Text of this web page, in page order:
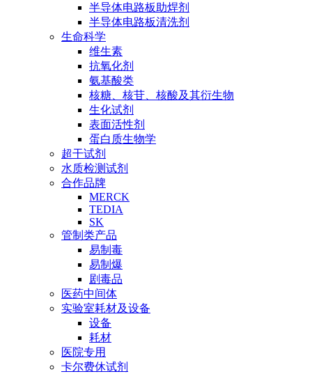
半导体电路板助焊剂
半导体电路板清洗剂
生命科学
维生素
抗氧化剂
氨基酸类
核糖、核苷、核酸及其衍生物
生化试剂
表面活性剂
蛋白质生物学
超干试剂
水质检测试剂
合作品牌
MERCK
TEDIA
SK
管制类产品
易制毒
易制爆
剧毒品
医药中间体
实验室耗材及设备
设备
耗材
医院专用
卡尔费休试剂